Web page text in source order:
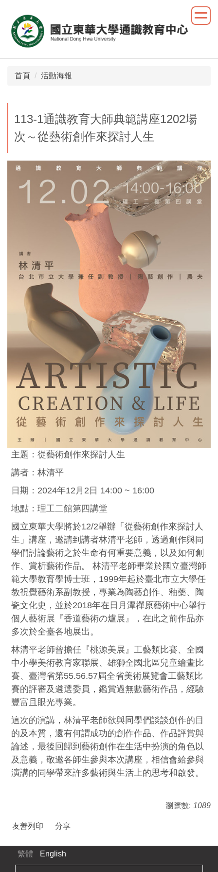
主
首頁 活動海報
113-1通識教育大師典範講座1202場
次～從藝術創作來探討人生
主題：從藝術創作來探討人生
講者：林清平
日期：2024年12月2日 14:00 ~ 16:00
地點：理工二館第四講堂
國立東華大學將於12/2舉辦「從藝術創作來探討人
生」講座，邀請到講者林清平老師，透過創作與同
學們討論藝術之於生命有何重要意義，以及如何創
作、賞析藝術作品。 林清平老師畢業於國立臺灣師
範大學教育學博士班，1999年起於臺北市立大學任
教視覺藝術系副教授，專業為陶藝創作、釉藥、陶
瓷文化史，並於2018年在日月潭禪原藝術中心舉行
個人藝術展『香道藝術の爐展』，在此之前作品亦
多次於全臺各地展出。
林清平老師曾擔任『桃源美展』工藝類比賽、全國
中小學美術教育家聯展、雄獅全國北區兒童繪畫比
賽、臺灣省第55.56.57屆全省美術展覽會工藝類比
賽的評審及遴選委員，鑑賞過無數藝術作品，經驗
豐富且眼光專業。
這次的演講，林清平老師欲與同學們談談創作的目
的及本質，還有何謂成功的創作作品、作品評賞與
論述，最後回歸到藝術創作在生活中扮演的角色以
及意義，敬邀各師生參與本次講座，相信會給參與
演講的同學帶來許多藝術與生活上的思考和啟發。
瀏覽數: 1089
友善列印 分享
繁體 English